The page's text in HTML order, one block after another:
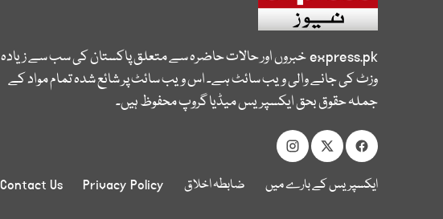
express.pkخبروں اور حالات حاضرہ سے متعلق پاکستان کی سب سے زیادہ
وزٹ کی جانے والی ویب سائٹ ہے۔ اس ویب سائٹ پر شائع شدہ تمام مواد کے
جملہ حقوق بحق ایکسپریس میڈیا گروپ محفوظ ہیں۔
ایکسپریس کے بارے میں ضابطہ اخلاق Privacy Policy
Contact Us